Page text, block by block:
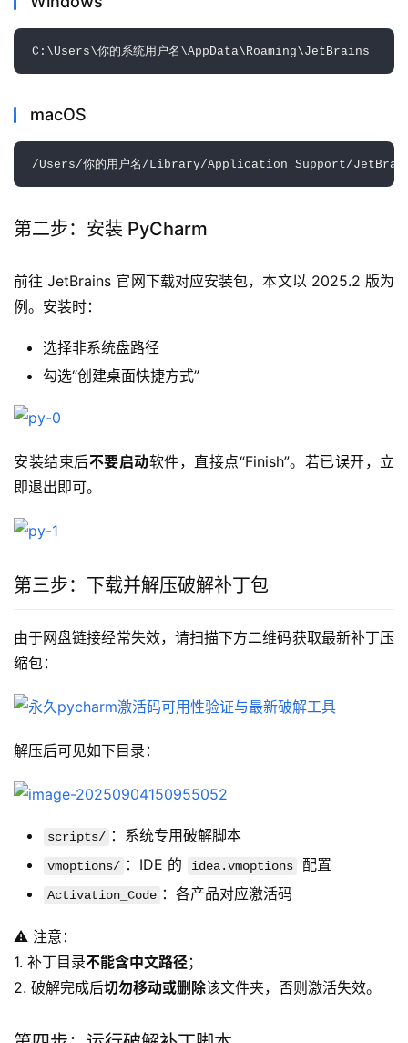
macOS
第二步：安装 PyCharm
前往 JetBrains 官网下载对应安装包，本文以 2025.2 版为
例。安装时：
选择非系统盘路径
勾选“创建桌面快捷方式”
安装结束后不要启动软件，直接点“Finish”。若已误开，立
即退出即可。
第三步：下载并解压破解补丁包
由于网盘链接经常失效，请扫描下方二维码获取最新补丁压
缩包：
解压后可见如下目录：
scripts/ ：系统专用破解脚本
vmoptions/ ：IDE 的 idea.vmoptions 配置
Activation_Code ：各产品对应激活码
⚠️ 注意：
1. 补丁目录不能含中文路径；
2. 破解完成后切勿移动或删除该文件夹，否则激活失效。